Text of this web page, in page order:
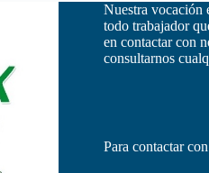
Nuestra vocación
todo trabajador
en contactar con
consultarnos
Para contactar con